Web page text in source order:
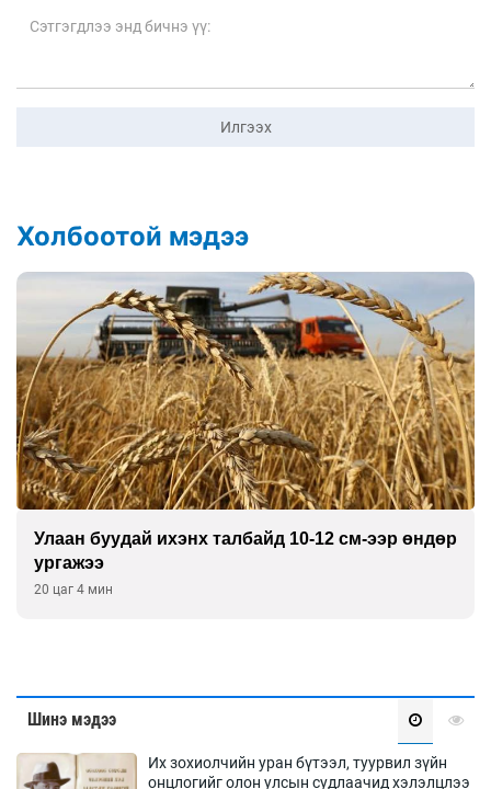
Илгээх
Холбоотой мэдээ
Улаан буудай ихэнх талбайд 10-12 см-ээр өндөр
ургажээ
20 цаг 4 мин
Шинэ мэдээ
Их зохиолчийн уран бүтээл, туурвил зүйн
онцлогийг олон улсын судлаачид хэлэлцлээ